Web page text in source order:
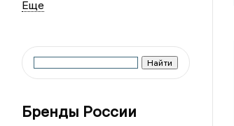
Бренды России